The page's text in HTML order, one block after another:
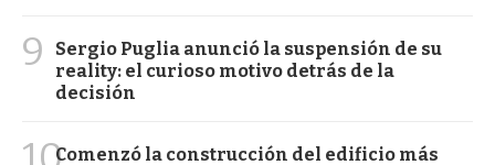
9
Sergio Puglia anunció la suspensión de su
reality: el curioso motivo detrás de la
decisión
Comenzó la construcción del edificio más